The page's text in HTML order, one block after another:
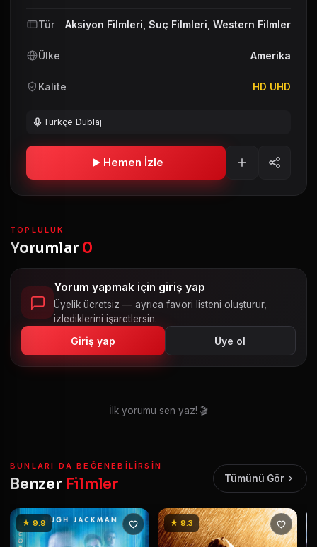
Tür Aksiyon Filmleri, Suç Filmleri, Western Filmler
Ülke Amerika
Kalite HD UHD
Türkçe Dublaj
Hemen İzle
TOPLULUK
Yorumlar 0
Yorum yapmak için giriş yap
Üyelik ücretsiz — ayrıca favori listeni oluşturur,
izlediklerini işaretlersin.
Giriş yap Üye ol
İlk yorumu sen yaz! 🎬
BUNLARI DA BEĞENEBILIRSIN
Benzer Filmler Tümünü Gör
★ 9.9 ★ 9.3